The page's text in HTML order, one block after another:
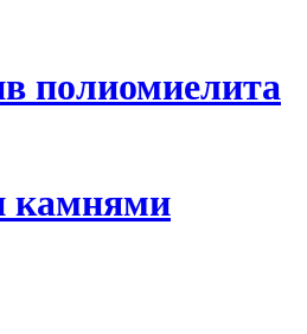
полиомиелита
камнями